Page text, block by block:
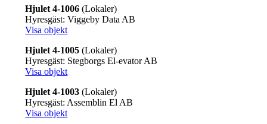
Hjulet 4-1006 (Lokaler)
Hyresgäst: Viggeby Data AB
Visa objekt
Hjulet 4-1005 (Lokaler)
Hyresgäst: Stegborgs El-evator AB
Visa objekt
Hjulet 4-1003 (Lokaler)
Hyresgäst: Assemblin El AB
Visa objekt